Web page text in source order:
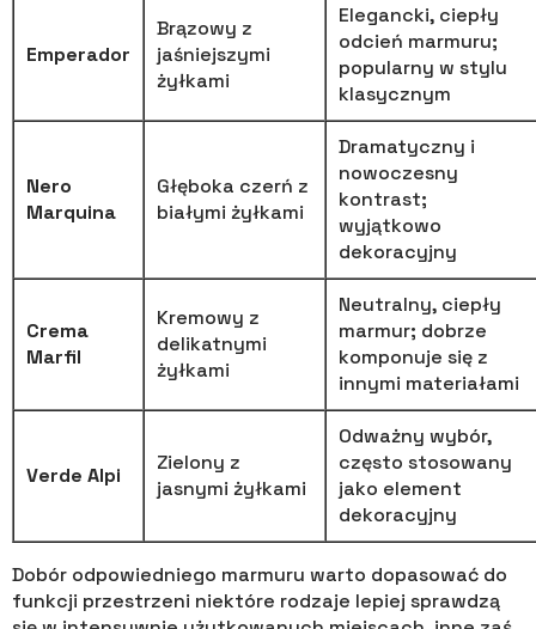
Emperador
Brązowy z
jaśniejszymi
żyłkami
Elegancki, ciepły
odcień marmuru;
popularny w stylu
klasycznym
Nero
Marquina
Głęboka czerń z
białymi żyłkami
Dramatyczny i
nowoczesny
kontrast;
wyjątkowo
dekoracyjny
Crema
Marfil
Kremowy z
delikatnymi
żyłkami
Neutralny, ciepły
marmur; dobrze
komponuje się z
innymi materiałami
Verde Alpi
Zielony z
jasnymi żyłkami
Odważny wybór,
często stosowany
jako element
dekoracyjny
Dobór odpowiedniego marmuru warto dopasować do
funkcji przestrzeni niektóre rodzaje lepiej sprawdzą